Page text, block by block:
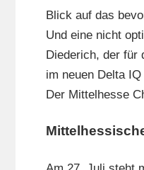
Blick auf das
Und eine nicht
Diederich, der für
im neuen Delta
Der Mittelhesse